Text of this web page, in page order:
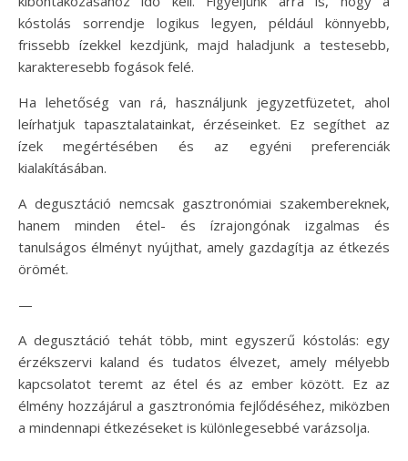
kóstolás sorrendje logikus legyen, például könnyebb,
frissebb ízekkel kezdjünk, majd haladjunk a testesebb,
karakteresebb fogások felé.
Ha lehetőség van rá, használjunk jegyzetfüzetet, ahol
leírhatjuk tapasztalatainkat, érzéseinket. Ez segíthet az
ízek megértésében és az egyéni preferenciák
kialakításában.
A degusztáció nemcsak gasztronómiai szakembereknek,
hanem minden étel- és ízrajongónak izgalmas és
tanulságos élményt nyújthat, amely gazdagítja az étkezés
örömét.
—
A degusztáció tehát több, mint egyszerű kóstolás: egy
érzékszervi kaland és tudatos élvezet, amely mélyebb
kapcsolatot teremt az étel és az ember között. Ez az
élmény hozzájárul a gasztronómia fejlődéséhez, miközben
a mindennapi étkezéseket is különlegesebbé varázsolja.